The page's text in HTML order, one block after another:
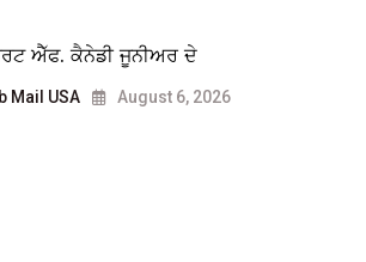
ਐੱਫ. ਕੈਨੇਡੀ ਜੂਨੀਅਰ ਦੇ
Mail USA August 6, 2026